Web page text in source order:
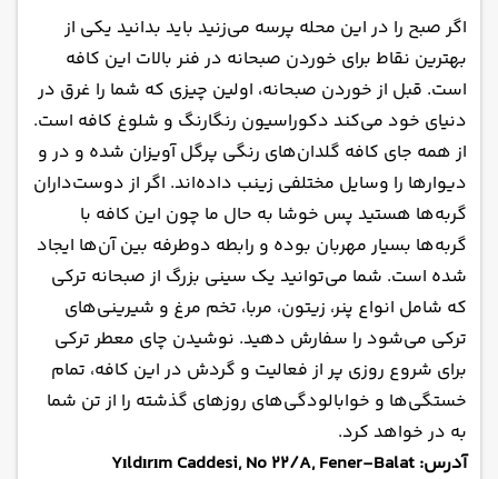
اگر صبح را در این محله پرسه می‌زنید باید بدانید یکی از
بهترین نقاط برای خوردن صبحانه در فنر بالات این کافه
است. قبل از خوردن صبحانه، اولین چیزی که شما را غرق در
دنیای خود می‌کند دکوراسیون رنگارنگ و شلوغ کافه است.
از همه جای کافه گلدان‌های رنگی پرگل آویزان شده و در و
دیوارها را وسایل مختلفی زینب داده‌اند. اگر از دوست‌داران
گربه‌ها هستید پس خوشا به حال ما چون این کافه با
گربه‌ها بسیار مهربان بوده و رابطه دوطرفه بین آن‌ها ایجاد
شده است. شما می‌توانید یک سینی بزرگ از صبحانه ترکی
که شامل انواع پنر، زیتون، مربا، تخم مرغ و شیرینی‌های
ترکی می‌شود را سفارش دهید. نوشیدن چای معطر ترکی
برای شروع روزی پر از فعالیت و گردش در این کافه، تمام
خستگی‌ها و خوابالودگی‌های روزهای گذشته را از تن شما
به در خواهد کرد.
آدرس: Yıldırım Caddesi, No 22/A, Fener-Balat